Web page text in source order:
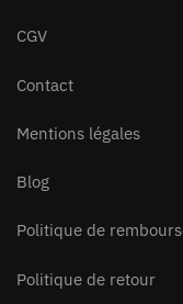
CGV
Contact
Mentions légales
Blog
Politique de
Politique de retour